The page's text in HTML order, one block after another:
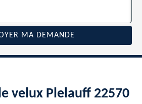
velux Plelauff 22570